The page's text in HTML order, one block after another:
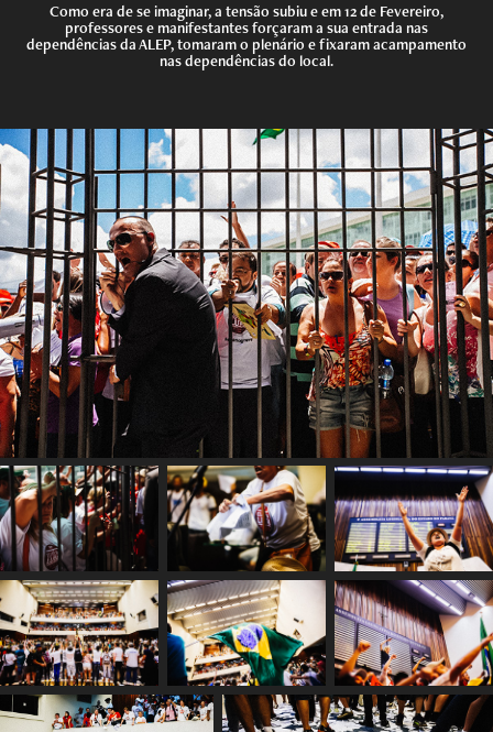
Como era de se imaginar, a tensão subiu e em 12 de Fevereiro,
professores e manifestantes forçaram a sua entrada nas
dependências da ALEP, tomaram o plenário e fixaram acampamento
nas dependências do local.